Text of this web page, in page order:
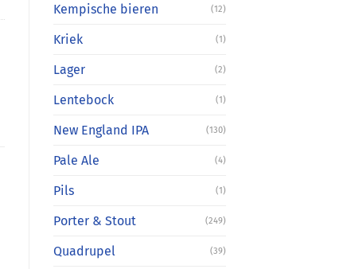
Kempische bieren (12)
Kriek (1)
Lager (2)
Lentebock (1)
New England IPA (130)
Pale Ale (4)
Pils (1)
Porter & Stout (249)
Quadrupel (39)